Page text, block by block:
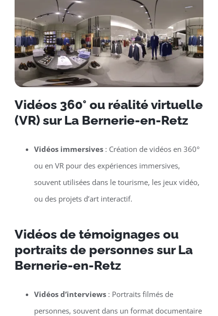
Vidéos 360° ou réalité virtuelle
(VR) sur La Bernerie-en-Retz
Vidéos immersives: Création de vidéos en 360°
ou en VR pour des expériences immersives,
souvent utilisées dans le tourisme, les jeux vidéo,
ou des projets d’art interactif.
Vidéos de témoignages ou
portraits de personnes sur La
Bernerie-en-Retz
Vidéos d’interviews: Portraits filmés de
personnes, souvent dans un format documentaire